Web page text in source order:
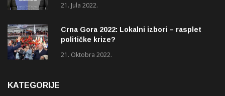
21. Jula 2022.
Crna Gora 2022: Lokalni izbori – rasplet
političke krize?
21. Oktobra 2022.
KATEGORIJE